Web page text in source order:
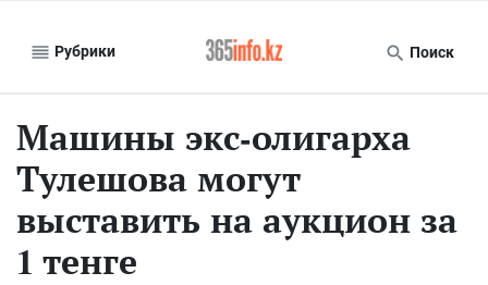
Рубрики Поиск
Машины экс-олигарха
Тулешова могут
выставить на аукцион за
1 тенге